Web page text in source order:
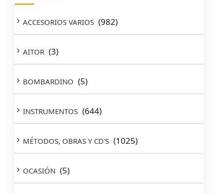
ACCESORIOS VARIOS (982)
AITOR (3)
BOMBARDINO (5)
INSTRUMENTOS (644)
MÉTODOS, OBRAS Y CD'S (1025)
OCASIÓN (5)